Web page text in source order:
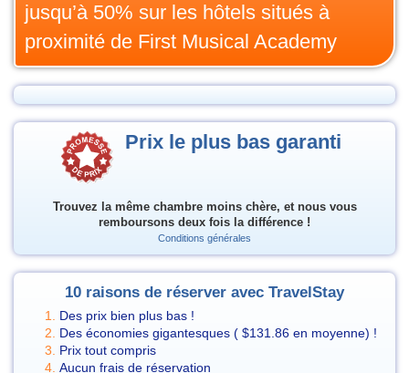
jusqu’à 50% sur les hôtels situés à
proximité de First Musical Academy
Prix le plus bas garanti
Trouvez la même chambre moins chère, et nous vous
remboursons deux fois la différence !
Conditions générales
10 raisons de réserver avec TravelStay
Des prix bien plus bas !
Des économies gigantesques ( $131.86 en moyenne) !
Prix tout compris
Aucun frais de réservation